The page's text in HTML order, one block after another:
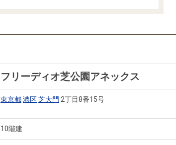
フリーディオ芝公園アネックス
東京都港区芝大門 2丁目8番15号
10階建